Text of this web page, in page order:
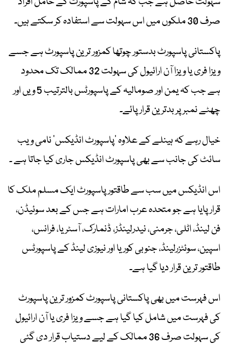
صرف 30 ملکوں میں اس سہولت سے استفادہ کر سکتے ہیں۔
پاکستانی پاسپورٹ بدستور چوتھا کمزور ترین پاسپورٹ ہے جسے
ویزا فری یا ویزا آن ارائیول کی سہولت 32 ممالک تک محدود
ہے جب کہ یمن اور صومالیہ کے پاسپورٹس بالترتیب 5 ویں اور
چھٹے نمبر پر بدترین قرار پائے۔
خیال رہے کہ ہینلے کے علاوہ ’پاسپورٹ انڈیکس‘ نامی ویب
سائٹ کی جانب سے بھی پاسپورٹ انڈیکس جاری کیا جاتا ہے ۔
اس انڈیکس میں سب سے طاقتور پاسپورٹ ایک مسلم ملک کا
قرار پایا ہے جو متحدہ عرب امارات ہے جس کے بعد سوئیڈن،
فن لینڈ، اٹلی، جرمنی، نیدرلینڈز، ڈنمارک، آسٹریا، فرانس،
اسپین، سوئٹزرلینڈ، جنوبی کوریا اور نیوزی لینڈ کے پاسپورٹس
طاقتور ترین قرار دیا گیا ہے۔
اس فہرست میں بھی پاکستانی پاسپورٹ کمزور ترین پاسپورٹ
کی فہرست میں شامل کیا گیا ہے جسے ویزا فری یا آن ارائیول
کی سہولت صرف 36 ممالک کے لیے دستیاب قرار دی گئی